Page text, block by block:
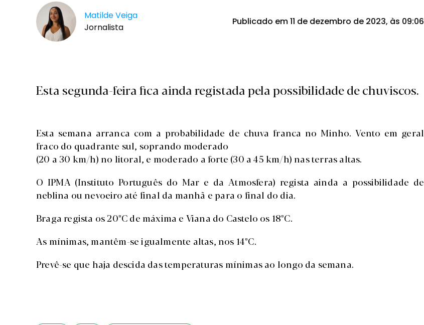
Matilde Veiga
Jornalista
Publicado em 11 de dezembro de 2023, às 09:06
Esta segunda-feira fica ainda registada pela possibilidade de chuviscos.
Esta semana arranca com a probabilidade de chuva franca no Minho. Vento em geral
fraco do quadrante sul, soprando moderado
(20 a 30 km/h) no litoral, e moderado a forte (30 a 45 km/h) nas terras altas.
O IPMA (Instituto Português do Mar e da Atmosfera) regista ainda a possibilidade de
neblina ou nevoeiro até final da manhã e para o final do dia.
Braga regista os 20ºC de máxima e Viana do Castelo os 18ºC.
As mínimas, mantêm-se igualmente altas, nos 14ºC.
Prevê-se que haja descida das temperaturas mínimas ao longo da semana.